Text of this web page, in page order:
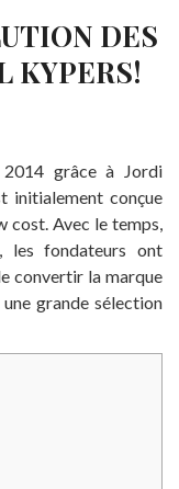
DES
KYPERS!
grâce à Jordi
initialement conçue
cost. Avec le temps,
les fondateurs ont
convertir la marque
grande sélection